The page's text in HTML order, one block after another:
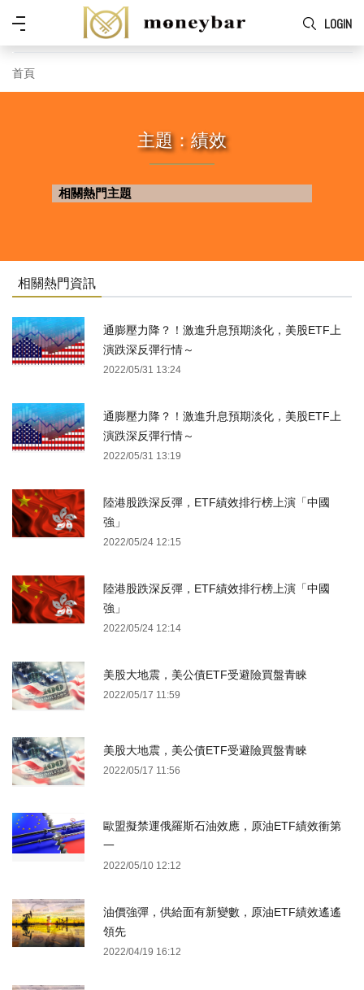
Skip to main content
LOGIN
功
首頁
主題：績效
相關熱門主題
相關熱門資訊
通膨壓力降？！激進升息預期淡化，美股ETF上
演跌深反彈行情～
2022/05/31 13:24
通膨壓力降？！激進升息預期淡化，美股ETF上
演跌深反彈行情～
2022/05/31 13:19
陸港股跌深反彈，ETF績效排行榜上演「中國
強」
2022/05/24 12:15
陸港股跌深反彈，ETF績效排行榜上演「中國
強」
2022/05/24 12:14
美股大地震，美公債ETF受避險買盤青睞
2022/05/17 11:59
美股大地震，美公債ETF受避險買盤青睞
2022/05/17 11:56
歐盟擬禁運俄羅斯石油效應，原油ETF績效衝第
一
2022/05/10 12:12
油價強彈，供給面有新變數，原油ETF績效遙遙
領先
2022/04/19 16:12